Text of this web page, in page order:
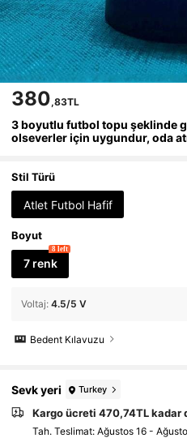
380,83TL
3 boyutlu futbol topu şeklinde
olseverler için uygundur, oda
Stil Türü
Atlet Futbol Hafif
Boyut
7 renk
8 left
Voltaj: 4.5/5 V
Bedent Kılavuzu
Sevk yeri Turkey
Kargo ücreti 470,74TL kadar
Tah. Teslimat: Ağustos 16 -